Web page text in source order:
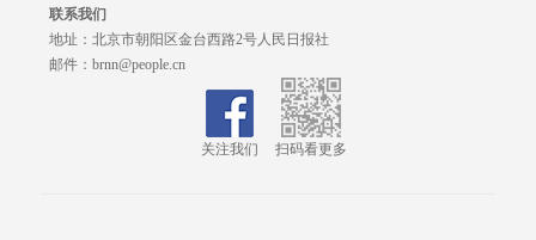
联系我们
地址：北京市朝阳区金台西路2号人民日报社
邮件：brnn@people.cn
关注我们 扫码看更多